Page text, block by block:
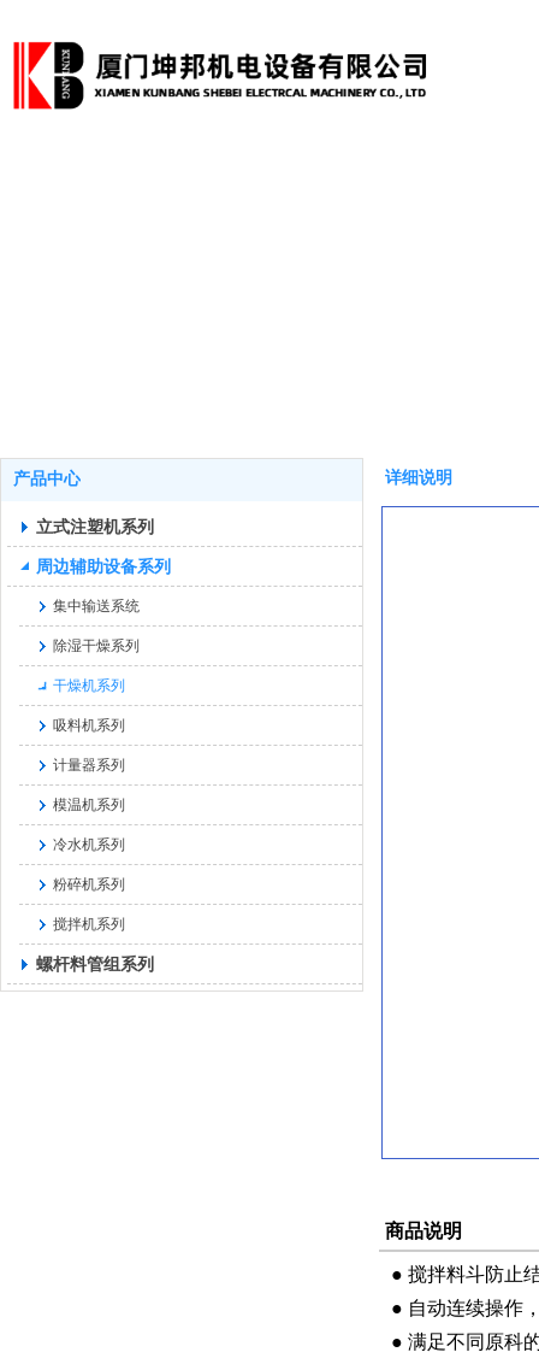
产品中心
立式注塑机系列
周边辅助设备系列
集中输送系统
除湿干燥系列
干燥机系列
吸料机系列
计量器系列
模温机系列
冷水机系列
粉碎机系列
搅拌机系列
螺杆料管组系列
详细说明
商品说明
● 搅拌料斗防止
● 自动连续操作
● 满足不同原科